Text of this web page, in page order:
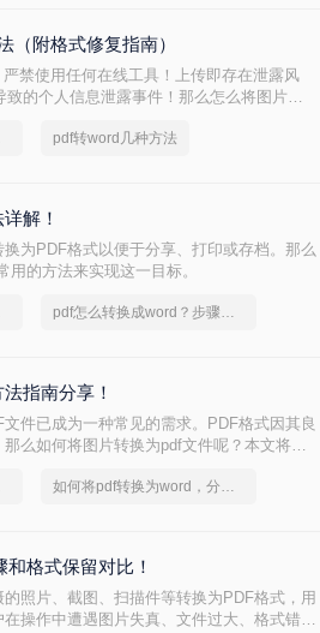
（附格式修复指南）
禁使用任何在线工具！上传即存在泄露风
的个人信息泄露事件！那么怎么将图片转
LibreOffice 7.6），系统拆解5种科学转换路
pdf转word几种方法
解！
为PDF格式以便于分享、打印或存档。那么
的方法来实现这一目标。
pdf怎么转换成word？步骤详解
指南分享！
件已成为一种常见的需求。PDF格式因其良
么如何将图片转换为pdf文件呢？本文将介
如何将pdf转换为word，分享一种简单的方法
格式保留对比！
照片、截图、扫描件等转换为PDF格式，用
操作中遭遇图片失真、文件过大、格式错误